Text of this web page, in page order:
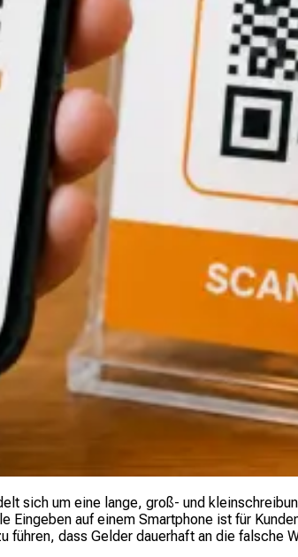
sich um eine lange, groß- und
auf einem Smartphone ist für
dass Gelder dauerhaft an die falsche